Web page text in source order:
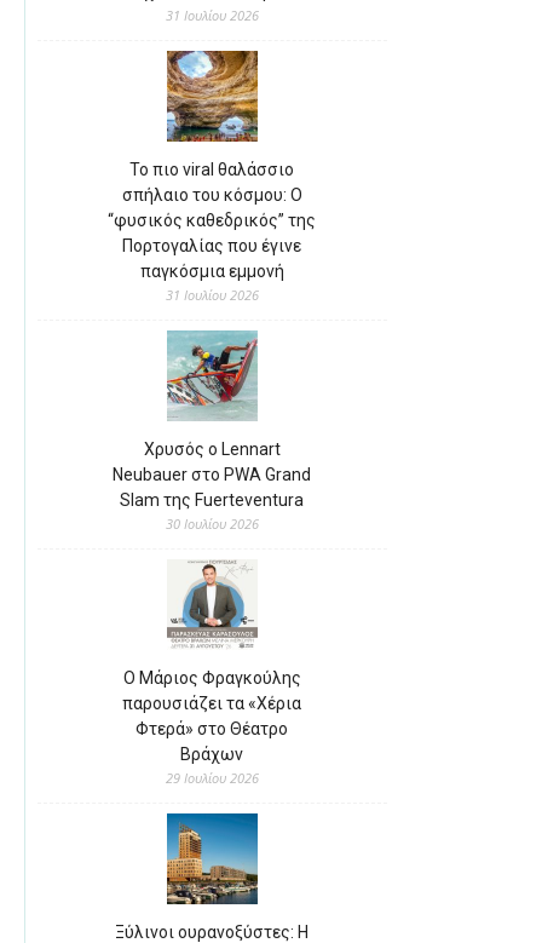
31 Ιουλίου 2026
Το πιο viral θαλάσσιο
σπήλαιο του κόσμου: Ο
“φυσικός καθεδρικός” της
Πορτογαλίας που έγινε
παγκόσμια εμμονή
31 Ιουλίου 2026
Χρυσός ο Lennart
Neubauer στο PWA Grand
Slam της Fuerteventura
30 Ιουλίου 2026
Ο Μάριος Φραγκούλης
παρουσιάζει τα «Χέρια
Φτερά» στο Θέατρο
Βράχων
29 Ιουλίου 2026
Ξύλινοι ουρανοξύστες: Η